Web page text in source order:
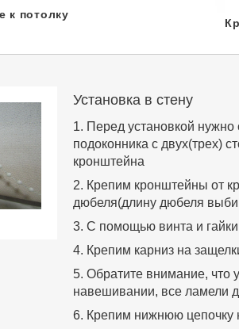
к потолку
Установка в стену
1. Перед установкой нужно
подоконника с двух(трех)
кронштейна
2. Крепим кронштейны от
дюбеля(длину дюбеля
3. С помощью винта и
4. Крепим карниз на
5. Обратите внимание, что
навешивании, все ламели
6. Крепим нижнюю цепочку